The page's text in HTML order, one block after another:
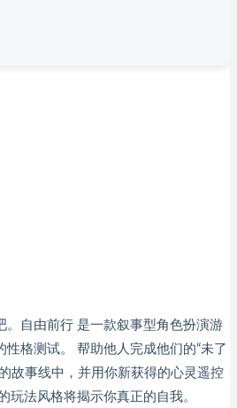
。自由前行 是一款叙事型角色扮演游
格测试。 帮助他人完成他们的“未了
故事线中，并用你新获得的心灵遥控
玩法风格将揭示你真正的自我。